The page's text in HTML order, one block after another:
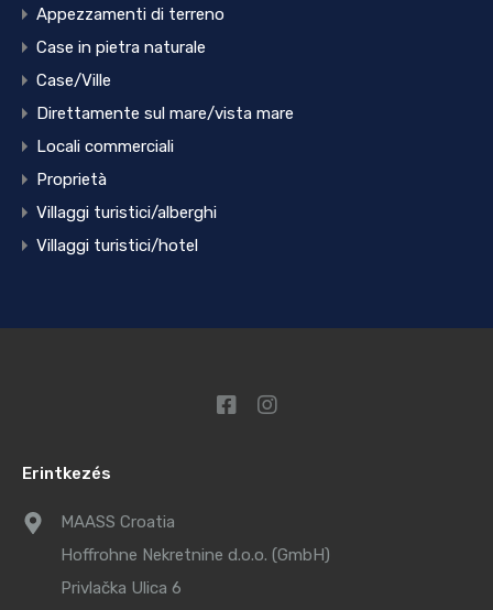
Appezzamenti di terreno
Case in pietra naturale
Case/Ville
Direttamente sul mare/vista mare
Locali commerciali
Proprietà
Villaggi turistici/alberghi
Villaggi turistici/hotel
Erintkezés
MAASS Croatia
Hoffrohne Nekretnine d.o.o. (GmbH)
Privlačka Ulica 6